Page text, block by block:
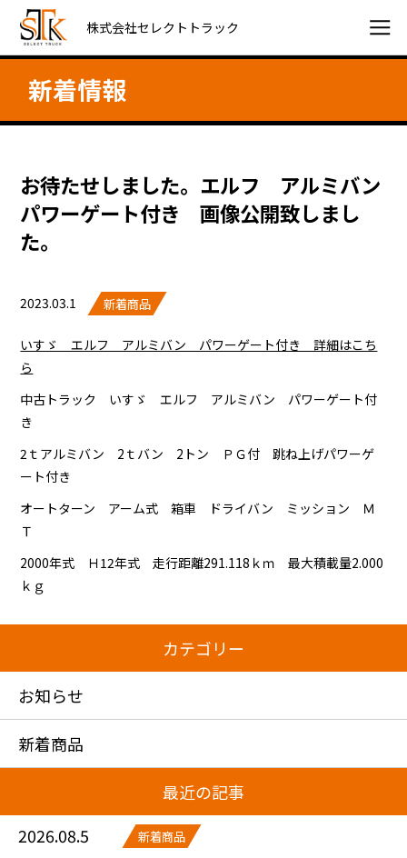
株式会社セレクトトラック
新着情報
お待たせしました。エルフ アルミバン
パワーゲート付き 画像公開致しまし
た。
2023.03.1 新着商品
いすゞ エルフ アルミバン パワーゲート付き 詳細はこち
ら
中古トラック いすゞ エルフ アルミバン パワーゲート付
き
2ｔアルミバン 2ｔバン 2トン ＰＧ付 跳ね上げパワーゲ
ート付き
オートターン アーム式 箱車 ドライバン ミッション Ｍ
Ｔ
2000年式 Ｈ12年式 走行距離291.118ｋｍ 最大積載量2.000
ｋｇ
カテゴリー
お知らせ
新着商品
最近の記事
2026.08.5
新着商品